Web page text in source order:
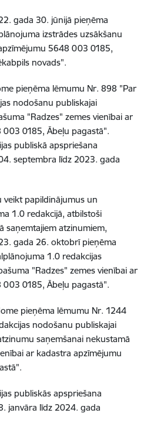
gada 30. jūnijā pieņēma
izstrādes uzsākšanu
5648 003 0185,
novads".
pieņēma lēmumu Nr. 898 "Par
nodošanu publiskajai
"Radzes" zemes vienībai ar
0185, Ābeļu pagastā".
publiskā apspriešana
septembra līdz 2023. gada
veikt papildinājumus un
1.0 redakcijā, atbilstoši
saņemtajiem atzinumiem,
gada 26. oktobrī pieņēma
1.0 redakcijas
"Radzes" zemes vienībai ar
0185, Ābeļu pagastā".
pieņēma lēmumu Nr. 1244
nodošanu publiskajai
saņemšanai nekustamā
ar kadastra apzīmējumu
publiskās apspriešana
janvāra līdz 2024. gada